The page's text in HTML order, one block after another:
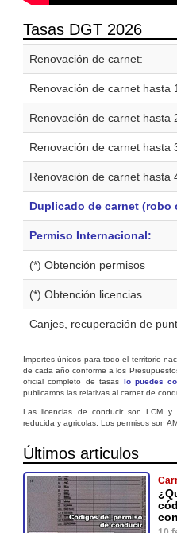
Tasas DGT 2026
Renovación de carnet:
Renovación de carnet hasta
Renovación de carnet hasta
Renovación de carnet hasta
Renovación de carnet hasta
Duplicado de carnet (robo
Permiso Internacional:
(*) Obtención permisos
(*) Obtención licencias
Canjes, recuperación de
Importes únicos para todo el territorio
de cada año conforme a los
oficial completo de tasas lo puedes
publicamos las relativas al carnet de
Las licencias de conducir son LCM y
reducida y agricolas. Los permisos son
Últimos articulos